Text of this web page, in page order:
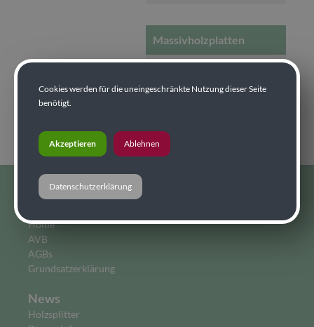
Massivholzplatten
Home
AVB
AGBs
Grundsatzerklärung
News
Holzsplitter
Cookies werden für die uneingeschränkte Nutzung dieser Seite
benötigt.
Akzeptieren Ablehnen
Datenschutzerklärung